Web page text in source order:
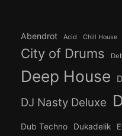
Abendrot Acid Chill House
City of Drums
Deep House
DJ Nasty Deluxe
Dub Techno Dukadelik